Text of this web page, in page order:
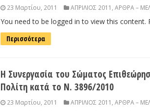
23 Μαρτίου, 2011 ΑΠΡΙΛΙΟΣ 2011 ΑΡΘΡΑ –
You need to be logged in to view this content.
Περισσότερα
Η Συνεργασία του Σώματος
Πολίτη κατά το Ν. 3896/2010
23 Μαρτίου, 2011 ΑΠΡΙΛΙΟΣ 2011 ΑΡΘΡΑ –